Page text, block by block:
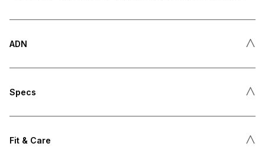
ADN ˄
Specs ˄
Fit & Care ˄